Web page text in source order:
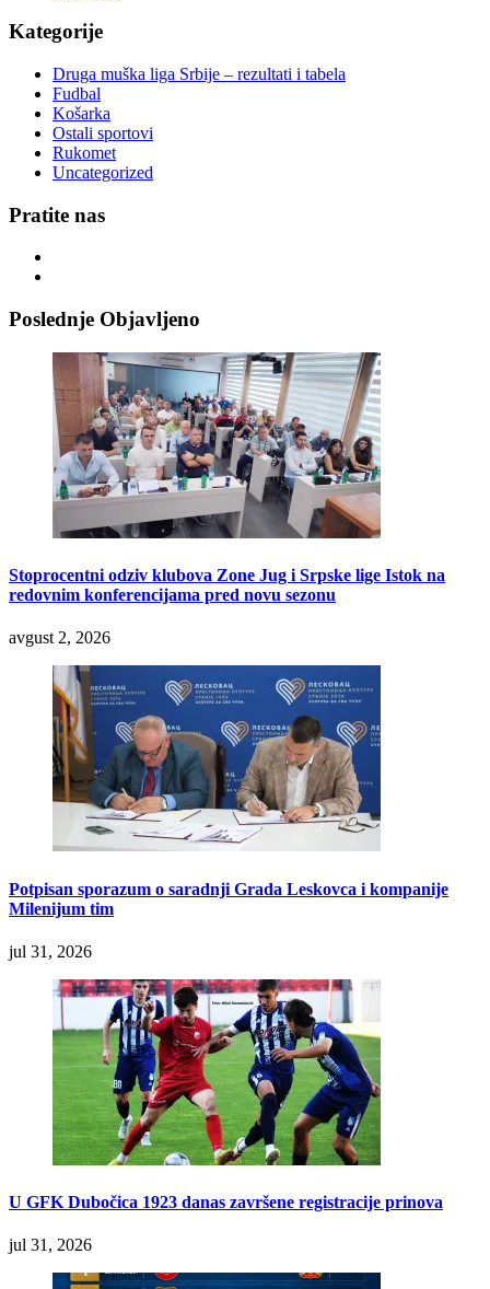
Kategorije
Druga muška liga Srbije – rezultati i tabela
Fudbal
Košarka
Ostali sportovi
Rukomet
Uncategorized
Pratite nas
Poslednje Objavljeno
Stoprocentni odziv klubova Zone Jug i Srpske lige Istok na
redovnim konferencijama pred novu sezonu
avgust 2, 2026
Potpisan sporazum o saradnji Grada Leskovca i kompanije
Milenijum tim
jul 31, 2026
U GFK Dubočica 1923 danas završene registracije prinova
jul 31, 2026